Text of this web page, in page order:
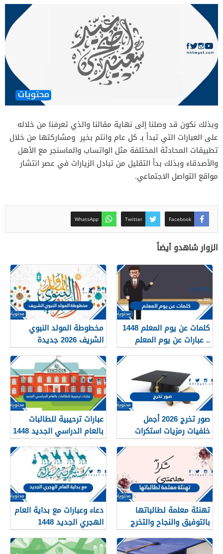
وبذلك نكون قد وصلنا إلى نهاية مقالنا والذي تعرفنا من خلاله
على العبارات التي تبدأ بـ كل عام وانتم بخير ومشاركتها من خلال
تطبيقات المحادثة المختلفة مثل الواتساب والماسنجر مع الأهل
والأصدقاء وبذلك بدأ التقليل من تبادل الزيارات في عصر انتشار
مواقع التواصل الاجتماعي.
Facebook
Twitter
WhatsApp
الزوار شاهدو أيضاً
كلمات عن يوم المعلم 1448
.. عبارات عن يوم المعلم
مكتوبة 1448
مخطوطة المولد النبوي
الشريف 2026 جديدة
صور تخرج 2026 أجمل
خلفيات رمزيات استكرات
مبروك التخرج 1448
عبارات ترحيبية للطالبات
بالعام الدراسي الجديد 1448
بالصور
تهنئة معلمة لطالباتها
بالتوفيق والنجاح والتخرج
2026
دعاء وعبارات مع بداية العام
الهجري الجديد 1448